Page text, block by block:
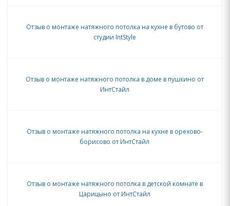
Отзыв о монтаже натяжного потолка на кухне в бутово от
студии IntStyle
Отзыв о монтаже натяжного потолка в доме в пушкино от
ИнтСтайл
Отзыв о монтаже натяжного потолка на кухне в орехово-
борисово от ИнтСтайл
Отзыв о монтаже натяжного потолка в детской комнате в
Царицыно от ИнтСтайл